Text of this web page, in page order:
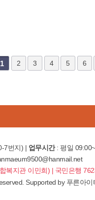
1 2 3 4 5 6
7번지) | 업무시간: 평일
복지관 이민희) | 국민은행
Supported by 푸른아이